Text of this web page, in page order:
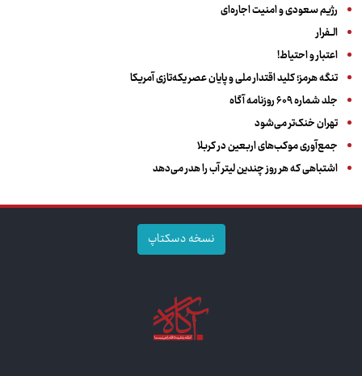
رژیم سعودی و امنیت اجاره‌ای
الــفرار
اعتبار و احتیاط!
تنگه هرمز؛ کلید اقتدار ملی و پایان عصر یکه‌تازی آمریکا
جلد شماره ۶۰۹ روزنامه آگاه
تهران خنک‌تر می‌شود
جمع‌آوری موکب‌های اربعین در کربلا
اشتباهی که هر روز چندین لیتر آب را هدر می‌دهد
نسخه دسکتاپ